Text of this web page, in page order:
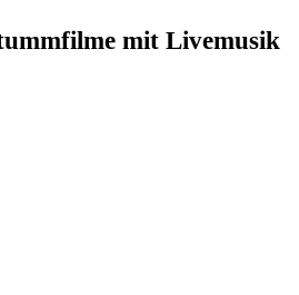
mit Livemusik